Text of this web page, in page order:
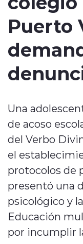
Tendencias
Quienes
Puerto
Una
de acoso
del Verbo
el
protocolos de
presentó una
psicológico y
Educación
por incumplir